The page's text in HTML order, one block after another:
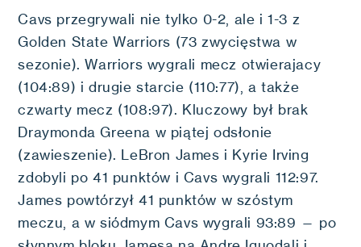
Cavs przegrywali nie tylko 0-2, ale i 1-3 z
Golden State Warriors (73 zwycięstwa w
sezonie). Warriors wygrali mecz otwierajacy
(104:89) i drugie starcie (110:77), a także
czwarty mecz (108:97). Kluczowy był brak
Draymonda Greena w piątej odsłonie
(zawieszenie). LeBron James i Kyrie Irving
zdobyli po 41 punktów i Cavs wygrali 112:97.
James powtórzył 41 punktów w szóstym
meczu, a w siódmym Cavs wygrali 93:89 — po